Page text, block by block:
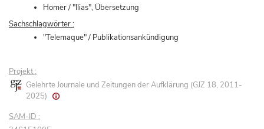
Homer / "Ilias", Übersetzung
Sachschlagwörter :
"Telemaque" / Publikationsankündigung
Projekt :
Gelehrte Journale und Zeitungen der Aufklärung (GJZ 18, 2011-
2025)
SAM-ID :